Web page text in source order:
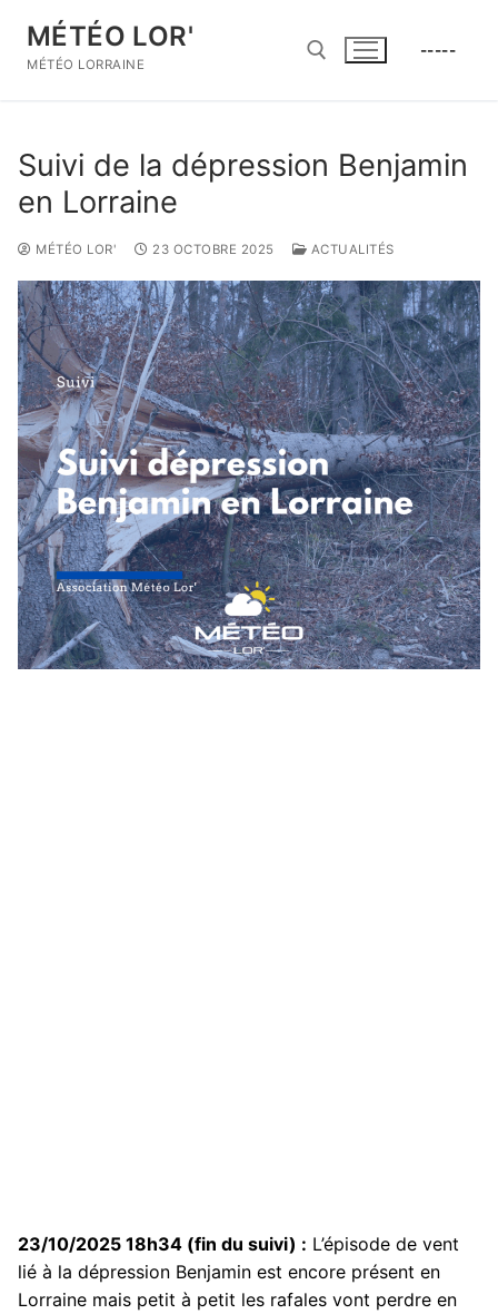
contenu
MÉTÉO LOR'
MÉTÉO LORRAINE
-----
Suivi de la dépression Benjamin
en Lorraine
MÉTÉO LOR' 23 OCTOBRE 2025 ACTUALITÉS
23/10/2025 18h34 (fin du suivi) : L’épisode de vent
lié à la dépression Benjamin est encore présent en
Lorraine mais petit à petit les rafales vont perdre en